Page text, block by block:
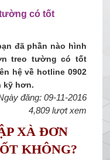
có tốt
đã phần nào hình
treo tường có tốt
hệ về hotline 0902
kỹ hơn.
đăng: 09-11-2016
4,809 lượt xem
XÀ ĐƠN
KHÔNG?